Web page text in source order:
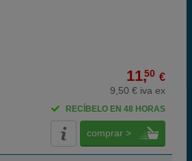
11,50 €
9,50 € iva ex
RECÍBELO EN 48 HORAS
comprar >